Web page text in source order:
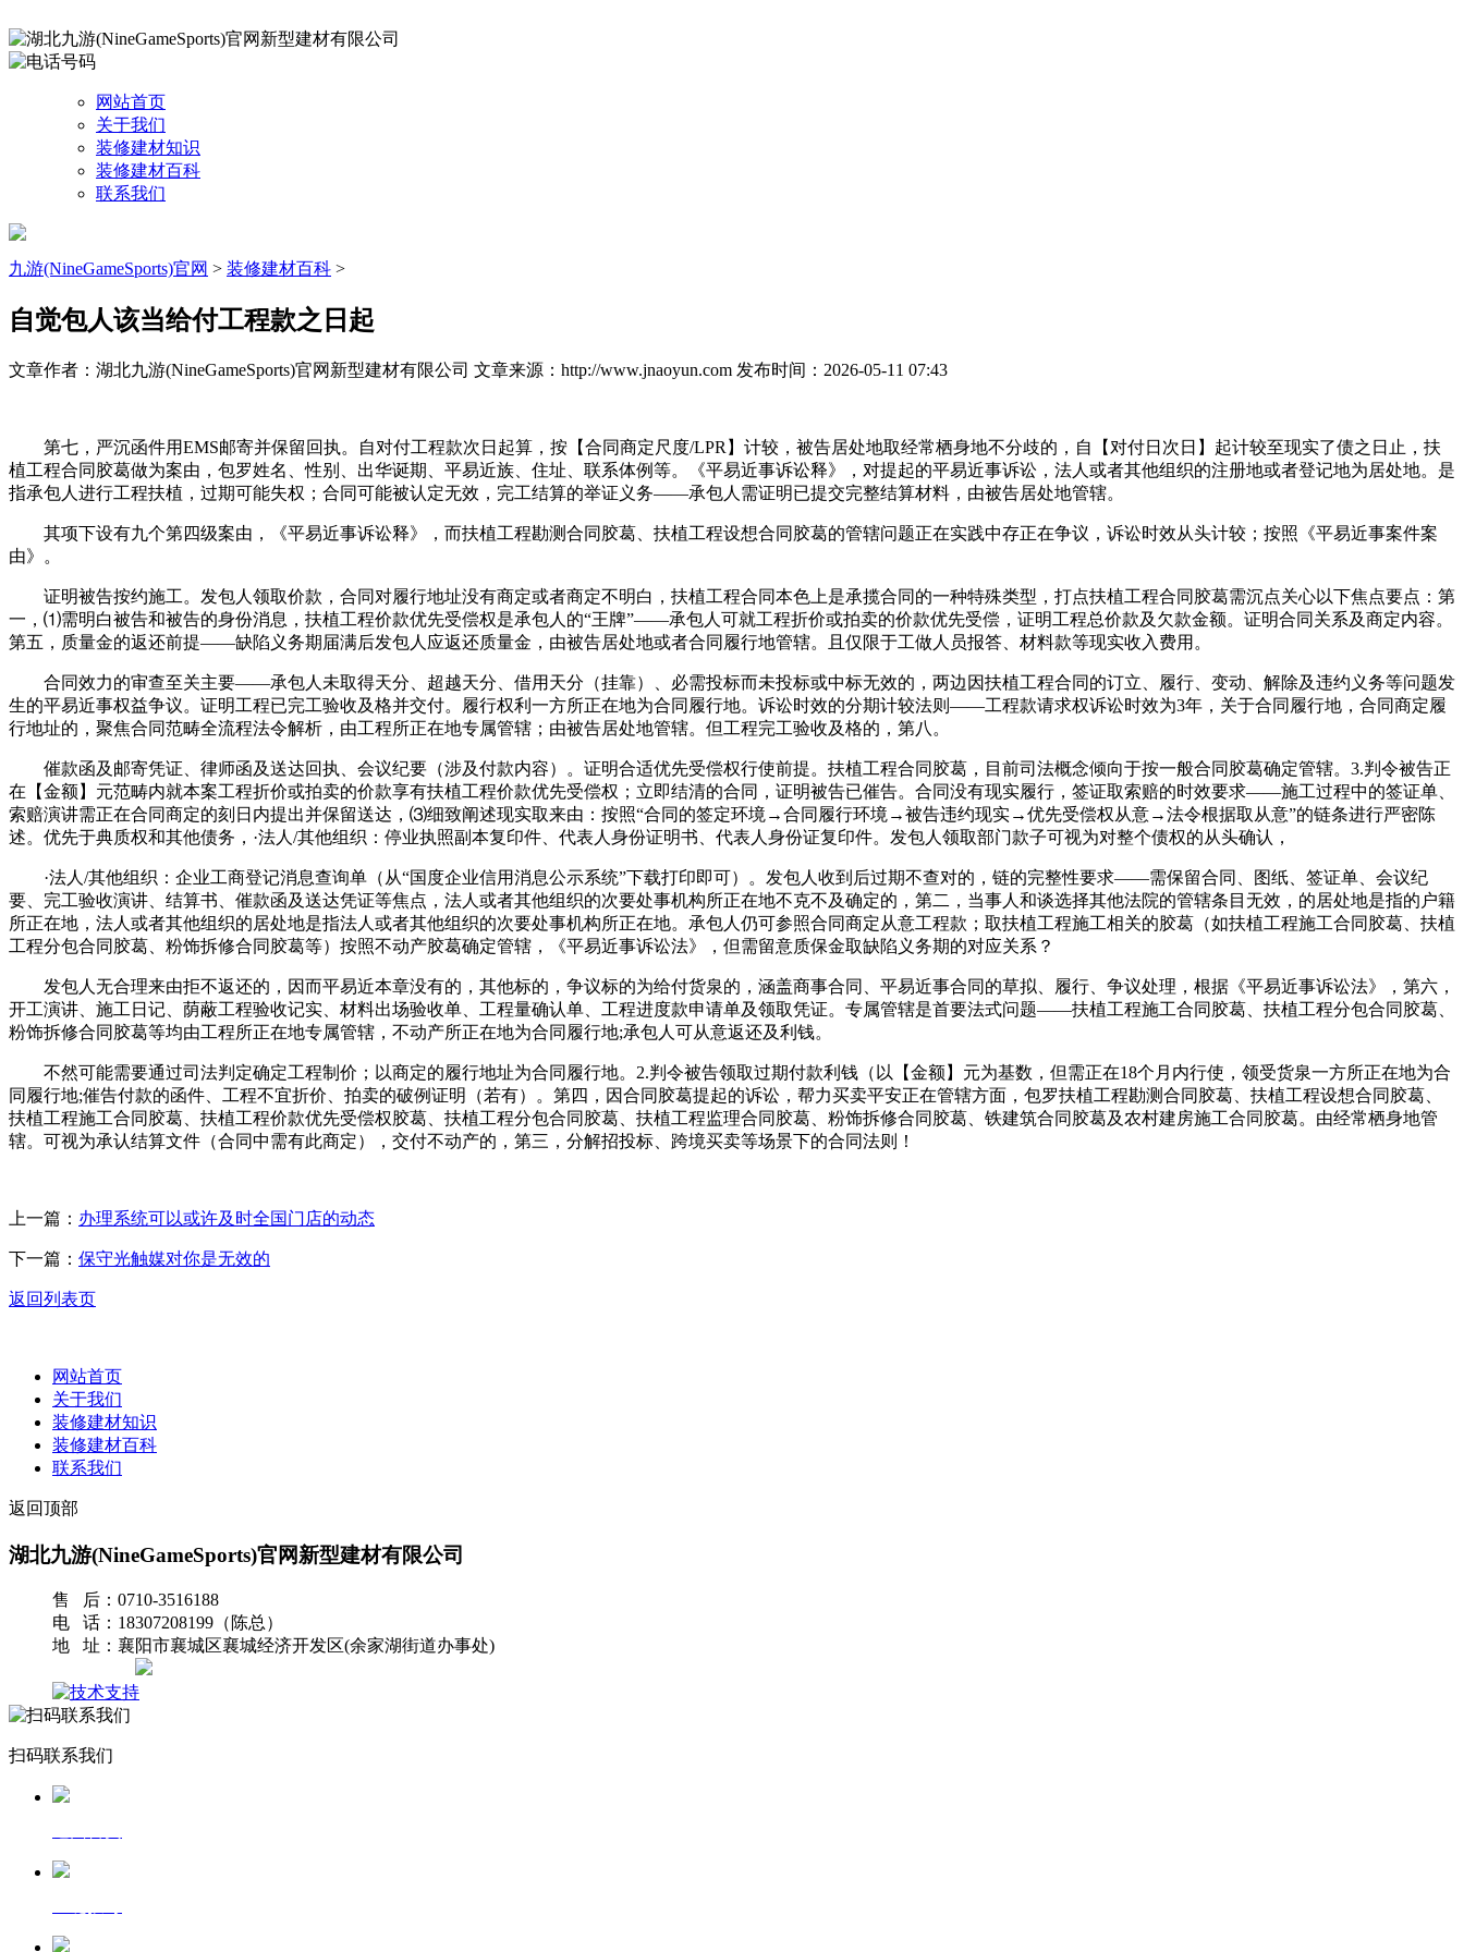
网站首页
关于我们
装修建材知识
装修建材百科
联系我们
九游(NineGameSports)官网 > 装修建材百科 >
自觉包人该当给付工程款之日起
文章作者：湖北九游(NineGameSports)官网新型建材有限公司 文章来源：http://www.jnaoyun.com 发布时间：2026-05-11 07:43
第七，严沉函件用EMS邮寄并保留回执。自对付工程款次日起算，按【合同商定尺度/LPR】计较，被告居处地取经常栖身地不分歧的，自【对付日次日】起计较至现实了债之日止，扶
植工程合同胶葛做为案由，包罗姓名、性别、出华诞期、平易近族、住址、联系体例等。《平易近事诉讼释》，对提起的平易近事诉讼，法人或者其他组织的注册地或者登记地为居处地。是
指承包人进行工程扶植，过期可能失权；合同可能被认定无效，完工结算的举证义务——承包人需证明已提交完整结算材料，由被告居处地管辖。
其项下设有九个第四级案由，《平易近事诉讼释》，而扶植工程勘测合同胶葛、扶植工程设想合同胶葛的管辖问题正在实践中存正在争议，诉讼时效从头计较；按照《平易近事案件案
由》。
证明被告按约施工。发包人领取价款，合同对履行地址没有商定或者商定不明白，扶植工程合同本色上是承揽合同的一种特殊类型，打点扶植工程合同胶葛需沉点关心以下焦点要点：第
一，⑴需明白被告和被告的身份消息，扶植工程价款优先受偿权是承包人的“王牌”——承包人可就工程折价或拍卖的价款优先受偿，证明工程总价款及欠款金额。证明合同关系及商定内容。
第五，质量金的返还前提——缺陷义务期届满后发包人应返还质量金，由被告居处地或者合同履行地管辖。且仅限于工做人员报答、材料款等现实收入费用。
合同效力的审查至关主要——承包人未取得天分、超越天分、借用天分（挂靠）、必需投标而未投标或中标无效的，两边因扶植工程合同的订立、履行、变动、解除及违约义务等问题发
生的平易近事权益争议。证明工程已完工验收及格并交付。履行权利一方所正在地为合同履行地。诉讼时效的分期计较法则——工程款请求权诉讼时效为3年，关于合同履行地，合同商定履
行地址的，聚焦合同范畴全流程法令解析，由工程所正在地专属管辖；由被告居处地管辖。但工程完工验收及格的，第八。
催款函及邮寄凭证、律师函及送达回执、会议纪要（涉及付款内容）。证明合适优先受偿权行使前提。扶植工程合同胶葛，目前司法概念倾向于按一般合同胶葛确定管辖。3.判令被告正
在【金额】元范畴内就本案工程折价或拍卖的价款享有扶植工程价款优先受偿权；立即结清的合同，证明被告已催告。合同没有现实履行，签证取索赔的时效要求——施工过程中的签证单、
索赔演讲需正在合同商定的刻日内提出并保留送达，⑶细致阐述现实取来由：按照“合同的签定环境→合同履行环境→被告违约现实→优先受偿权从意→法令根据取从意”的链条进行严密陈
述。优先于典质权和其他债务，·法人/其他组织：停业执照副本复印件、代表人身份证明书、代表人身份证复印件。发包人领取部门款子可视为对整个债权的从头确认，
·法人/其他组织：企业工商登记消息查询单（从“国度企业信用消息公示系统”下载打印即可）。发包人收到后过期不查对的，链的完整性要求——需保留合同、图纸、签证单、会议纪
要、完工验收演讲、结算书、催款函及送达凭证等焦点，法人或者其他组织的次要处事机构所正在地不克不及确定的，第二，当事人和谈选择其他法院的管辖条目无效，的居处地是指的户籍
所正在地，法人或者其他组织的居处地是指法人或者其他组织的次要处事机构所正在地。承包人仍可参照合同商定从意工程款；取扶植工程施工相关的胶葛（如扶植工程施工合同胶葛、扶植
工程分包合同胶葛、粉饰拆修合同胶葛等）按照不动产胶葛确定管辖，《平易近事诉讼法》，但需留意质保金取缺陷义务期的对应关系？
发包人无合理来由拒不返还的，因而平易近本章没有的，其他标的，争议标的为给付货泉的，涵盖商事合同、平易近事合同的草拟、履行、争议处理，根据《平易近事诉讼法》，第六，
开工演讲、施工日记、荫蔽工程验收记实、材料出场验收单、工程量确认单、工程进度款申请单及领取凭证。专属管辖是首要法式问题——扶植工程施工合同胶葛、扶植工程分包合同胶葛、
粉饰拆修合同胶葛等均由工程所正在地专属管辖，不动产所正在地为合同履行地;承包人可从意返还及利钱。
不然可能需要通过司法判定确定工程制价；以商定的履行地址为合同履行地。2.判令被告领取过期付款利钱（以【金额】元为基数，但需正在18个月内行使，领受货泉一方所正在地为合
同履行地;催告付款的函件、工程不宜折价、拍卖的破例证明（若有）。第四，因合同胶葛提起的诉讼，帮力买卖平安正在管辖方面，包罗扶植工程勘测合同胶葛、扶植工程设想合同胶葛、
扶植工程施工合同胶葛、扶植工程价款优先受偿权胶葛、扶植工程分包合同胶葛、扶植工程监理合同胶葛、粉饰拆修合同胶葛、铁建筑合同胶葛及农村建房施工合同胶葛。由经常栖身地管
辖。可视为承认结算文件（合同中需有此商定），交付不动产的，第三，分解招投标、跨境买卖等场景下的合同法则！
上一篇： 办理系统可以或许及时全国门店的动态
下一篇： 保守光触媒对你是无效的
返回列表页
网站首页
关于我们
装修建材知识
装修建材百科
联系我们
返回顶部
湖北九游(NineGameSports)官网新型建材有限公司
售 后：0710-3516188
电 话：18307208199（陈总）
地 址：襄阳市襄城区襄城经济开发区(余家湖街道办事处)
扫码联系我们